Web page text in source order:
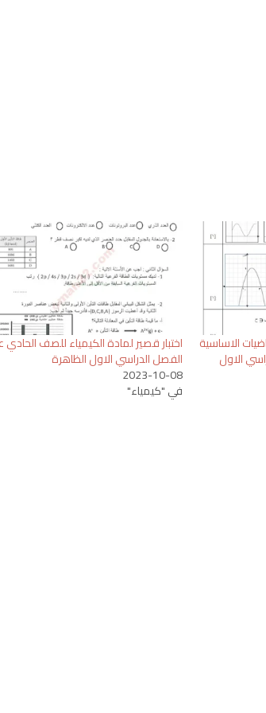
الاساسية
الاول
اختبار قصير لمادة الكيمياء للصف
الفصل الدراسي الاول الظاهرة
2023-10-08
في "كيمياء"